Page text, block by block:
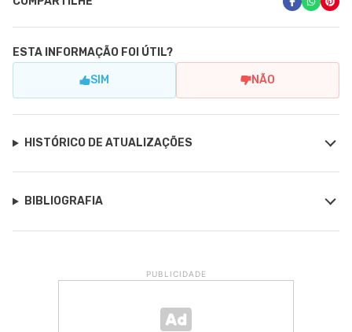
ESTA INFORMAÇÃO FOI ÚTIL?
SIM NÃO
HISTÓRICO DE ATUALIZAÇÕES
BIBLIOGRAFIA
PUBLICIDADE